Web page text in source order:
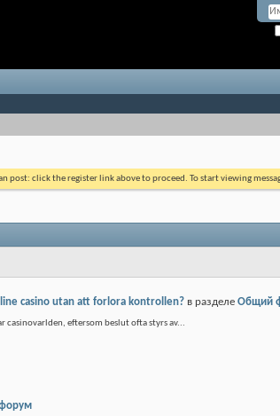
post: click the register link above to proceed. To start viewing
casino utan att forlora kontrollen? в разделе Общий
casinovarlden, eftersom beslut ofta styrs av...